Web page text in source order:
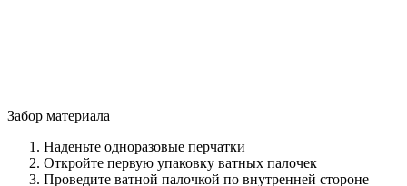
Забор материала
Наденьте одноразовые перчатки
Откройте первую упаковку ватных палочек
Проведите ватной палочкой по внутренней стороне